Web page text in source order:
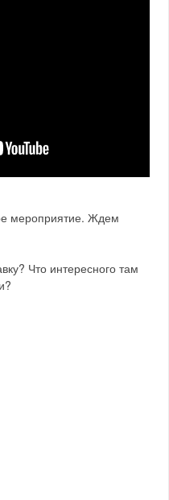
мероприятие. Ждем
Что интересного там